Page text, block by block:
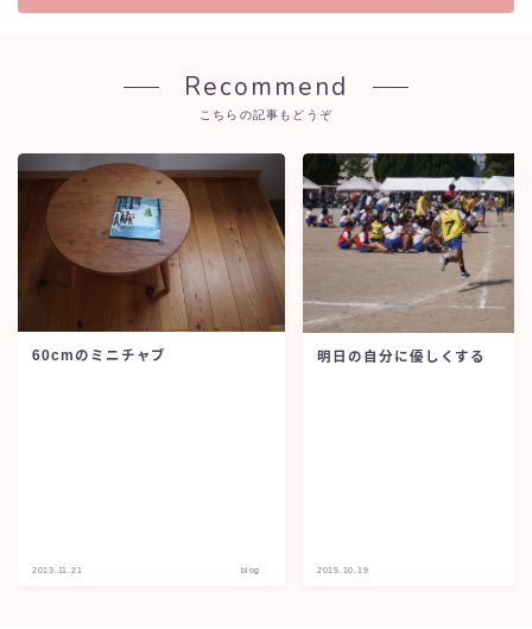
Recommend
こちらの記事もどうぞ
60cmのミニチャブ
2013.11.21 blog
明日の自分に優しくする
2015.10.19